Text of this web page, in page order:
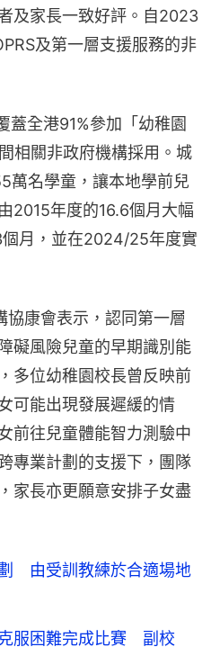
及家長一致好評。自2023
及第一層支援服務的非
蓋全港91%參加「幼稚園
相關非政府機構採用。城
萬名學童，讓本地學前兒
2015年度的16.6個月大幅
月，並在2024/25年度實
協康會表示，認同第一層
礙風險兒童的早期識別能
多位幼稚園校長曾反映前
可能出現發展遲緩的情
前往兒童體能智力測驗中
專業計劃的支援下，團隊
家長亦更願意安排子女盡
由受訓教練於合適場地
服困難完成比賽 副校